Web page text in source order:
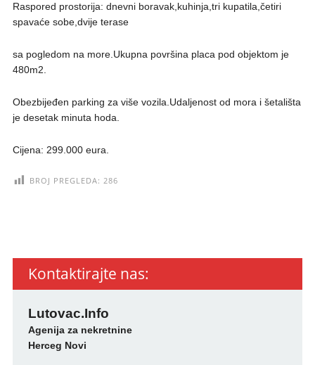
Raspored prostorija: dnevni boravak,kuhinja,tri kupatila,četiri
spavaće sobe,dvije terase
sa pogledom na more.Ukupna površina placa pod objektom je
480m2.
Obezbijeđen parking za više vozila.Udaljenost od mora i šetališta
je desetak minuta hoda.
Cijena: 299.000 eura.
BROJ PREGLEDA: 286
Kontaktirajte nas:
Lutovac.Info
Agenija za nekretnine
Herceg Novi